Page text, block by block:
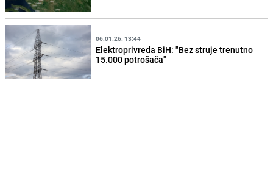
06.01.26. 13:44
Elektroprivreda BiH: "Bez struje trenutno
15.000 potrošača"